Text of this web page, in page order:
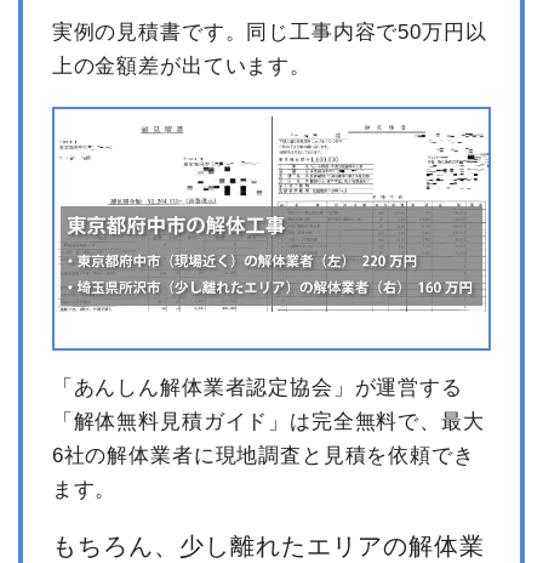
実例の見積書です。同じ工事内容で50万円以
上の金額差が出ています。
「あんしん解体業者認定協会」が運営する
「解体無料見積ガイド」は完全無料で、最大
6社の解体業者に現地調査と見積を依頼でき
ます。
もちろん、少し離れたエリアの解体業